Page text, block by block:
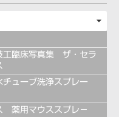
臨床写真集 ザ・セラ
チューブ洗浄スプレー
薬用マウススプレ－